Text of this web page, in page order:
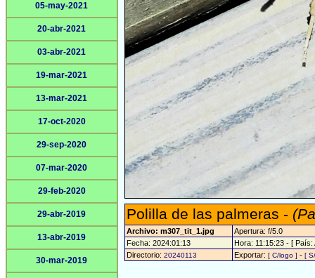
05-may-2021
20-abr-2021
03-abr-2021
19-mar-2021
13-mar-2021
17-oct-2020
29-sep-2020
07-mar-2020
29-feb-2020
29-abr-2019
13-abr-2019
30-mar-2019
Polilla de las palmeras -
Archivo: m307_tit_1.jpg
Apertura: f/5.0
Fecha: 2024:01:13
Hora: 11:15:23 - [ País:
Directorio: 20240113 Exportar: [ C/logo ] - [